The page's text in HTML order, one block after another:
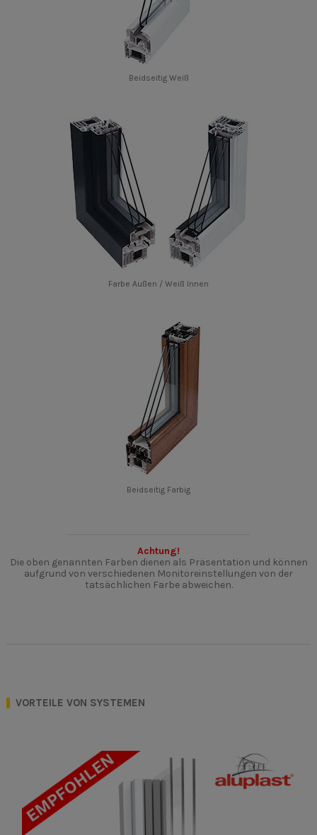
Beidseitig Weiß
Farbe Außen / Weiß Innen
Beidseitig Farbig
Achtung!
Die oben genannten Farben dienen als Präsentation und können
aufgrund von verschiedenen Monitoreinstellungen von der
tatsächlichen Farbe abweichen.
VORTEILE VON SYSTEMEN